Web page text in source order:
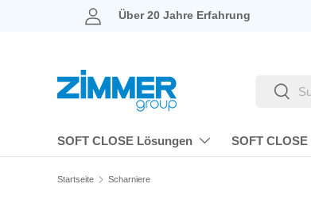
DIREKT ZUM INHALT
Über 20 Jahre Erfahrung
Suchen
SOFT CLOSE Lösungen SOFT
Startseite Scharniere